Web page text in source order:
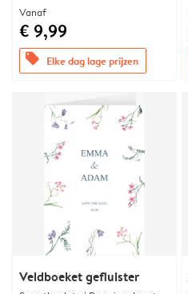
Vanaf
€ 9,99
offers Elke dag lage prijzen
Veldboeket gefluister